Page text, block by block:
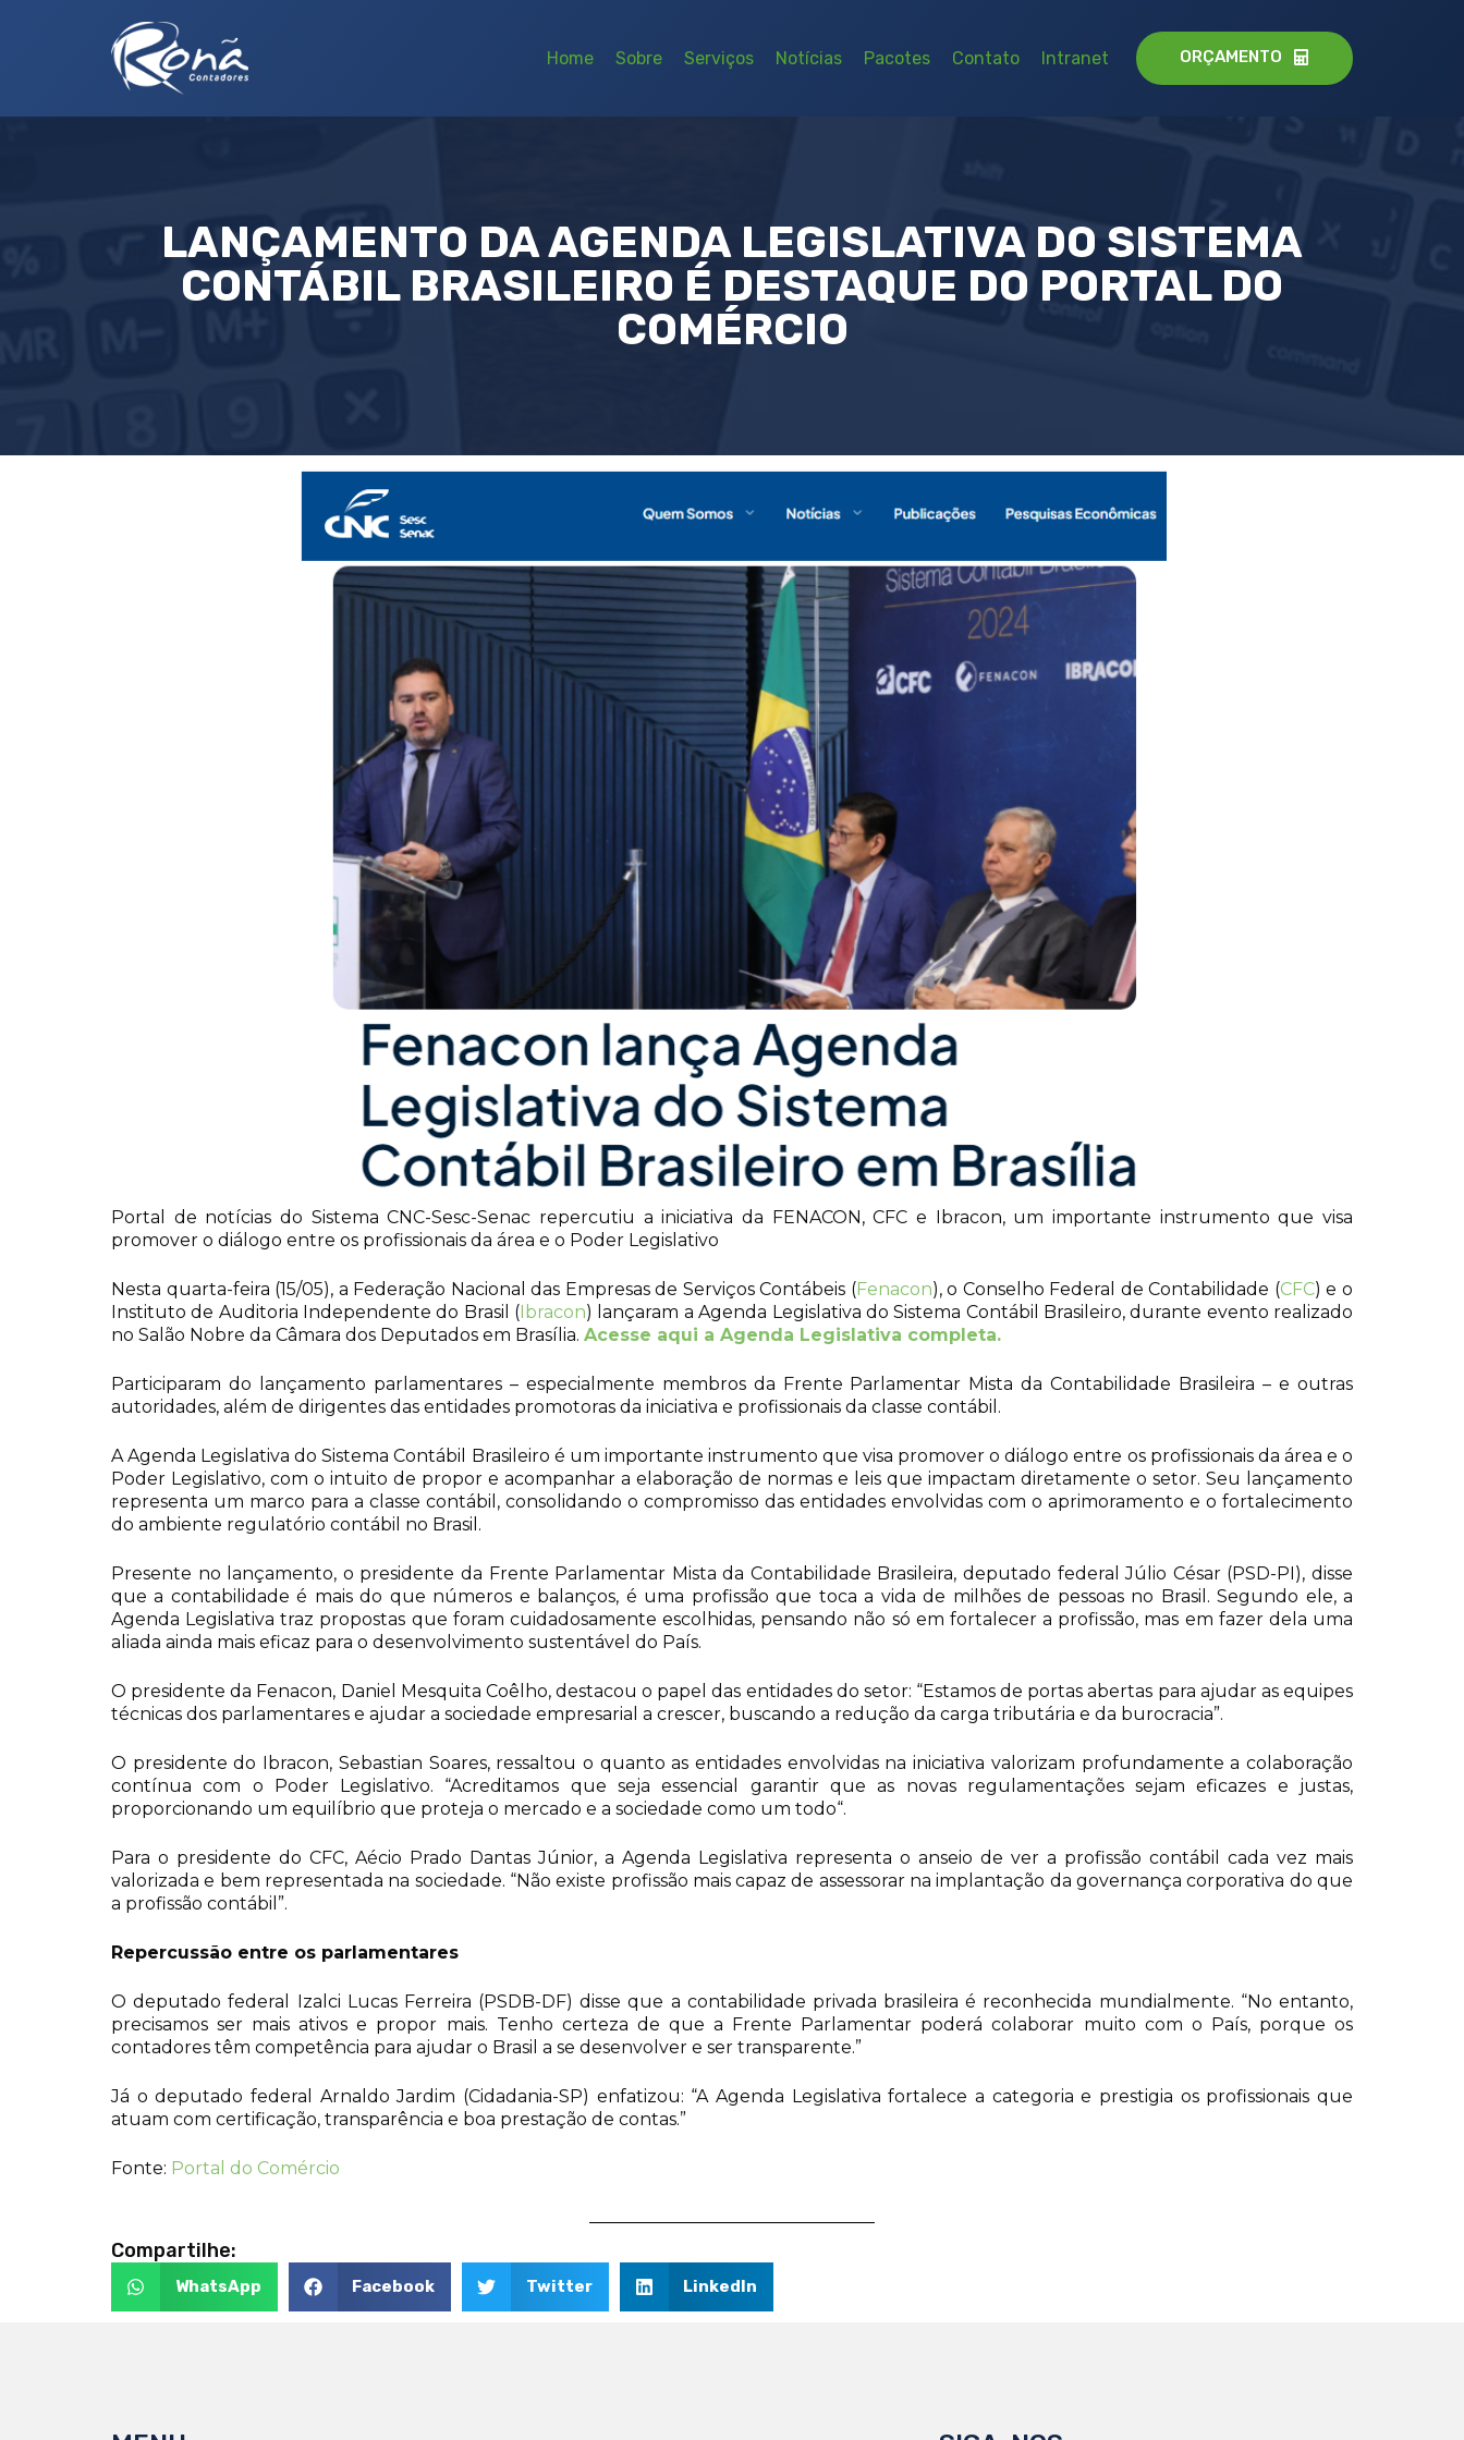
Home Sobre Serviços Notícias Pacotes Contato Intranet ORÇAMENTO
LANÇAMENTO DA AGENDA LEGISLATIVA DO SISTEMA
CONTÁBIL BRASILEIRO É DESTAQUE DO PORTAL DO
COMÉRCIO
Portal de notícias do Sistema CNC-Sesc-Senac repercutiu a iniciativa da FENACON, CFC e Ibracon, um importante instrumento que visa
promover o diálogo entre os profissionais da área e o Poder Legislativo
Nesta quarta-feira (15/05), a Federação Nacional das Empresas de Serviços Contábeis (Fenacon), o Conselho Federal de Contabilidade (CFC) e o
Instituto de Auditoria Independente do Brasil (Ibracon) lançaram a Agenda Legislativa do Sistema Contábil Brasileiro, durante evento realizado
no Salão Nobre da Câmara dos Deputados em Brasília. Acesse aqui a Agenda Legislativa completa.
Participaram do lançamento parlamentares – especialmente membros da Frente Parlamentar Mista da Contabilidade Brasileira – e outras
autoridades, além de dirigentes das entidades promotoras da iniciativa e profissionais da classe contábil.
A Agenda Legislativa do Sistema Contábil Brasileiro é um importante instrumento que visa promover o diálogo entre os profissionais da área e o
Poder Legislativo, com o intuito de propor e acompanhar a elaboração de normas e leis que impactam diretamente o setor. Seu lançamento
representa um marco para a classe contábil, consolidando o compromisso das entidades envolvidas com o aprimoramento e o fortalecimento
do ambiente regulatório contábil no Brasil.
Presente no lançamento, o presidente da Frente Parlamentar Mista da Contabilidade Brasileira, deputado federal Júlio César (PSD-PI), disse
que a contabilidade é mais do que números e balanços, é uma profissão que toca a vida de milhões de pessoas no Brasil. Segundo ele, a
Agenda Legislativa traz propostas que foram cuidadosamente escolhidas, pensando não só em fortalecer a profissão, mas em fazer dela uma
aliada ainda mais eficaz para o desenvolvimento sustentável do País.
O presidente da Fenacon, Daniel Mesquita Coêlho, destacou o papel das entidades do setor: “Estamos de portas abertas para ajudar as equipes
técnicas dos parlamentares e ajudar a sociedade empresarial a crescer, buscando a redução da carga tributária e da burocracia”.
O presidente do Ibracon, Sebastian Soares, ressaltou o quanto as entidades envolvidas na iniciativa valorizam profundamente a colaboração
contínua com o Poder Legislativo. “Acreditamos que seja essencial garantir que as novas regulamentações sejam eficazes e justas,
proporcionando um equilíbrio que proteja o mercado e a sociedade como um todo“.
Para o presidente do CFC, Aécio Prado Dantas Júnior, a Agenda Legislativa representa o anseio de ver a profissão contábil cada vez mais
valorizada e bem representada na sociedade. “Não existe profissão mais capaz de assessorar na implantação da governança corporativa do que
a profissão contábil”.
Repercussão entre os parlamentares
O deputado federal Izalci Lucas Ferreira (PSDB-DF) disse que a contabilidade privada brasileira é reconhecida mundialmente. “No entanto,
precisamos ser mais ativos e propor mais. Tenho certeza de que a Frente Parlamentar poderá colaborar muito com o País, porque os
contadores têm competência para ajudar o Brasil a se desenvolver e ser transparente.”
Já o deputado federal Arnaldo Jardim (Cidadania-SP) enfatizou: “A Agenda Legislativa fortalece a categoria e prestigia os profissionais que
atuam com certificação, transparência e boa prestação de contas.”
Fonte: Portal do Comércio
Compartilhe:
WhatsApp Facebook Twitter LinkedIn